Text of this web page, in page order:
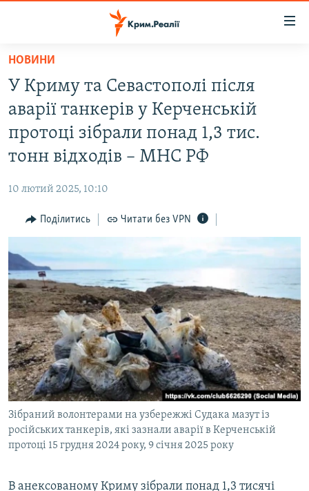
Перейти
основного
матеріалу
Перейти
до
основної
Перейти
пошуку
ВОДА.КРИМ
ВІДЕО ТА ФОТО
ПОЛІТИКА
ІНТЕРВ'Ю
СПЕЦПРОЕКТИ
ДЕПОРТАЦІЯ
ВІДЕОУРОКИ «ELIFBE»
СВІДЧЕННЯ ОКУПАЦІЇ
УКРАЇНСЬКА ПРОБЛЕМА КРИМУ
ІНФОГРАФІКА
ЯК ОБІЙТИ БЛОКУВАННЯ
Русский
Qırımtatar
ДОЛУЧАЙСЯ!
НОВИНИ
У Криму та Севастополі після
аварії танкерів у Керченській
протоці зібрали понад 1,3 тис.
тонн відходів – МНС РФ
10 лютий 2025, 10:10
Поділитись Читати без VPN
Зібраний волонтерами на узбережжі Судака мазут із
російських танкерів, які зазнали аварії в Керченській
протоці 15 грудня 2024 року, 9 січня 2025 року
В анексованому Криму зібрали понад 1,3 тисячі